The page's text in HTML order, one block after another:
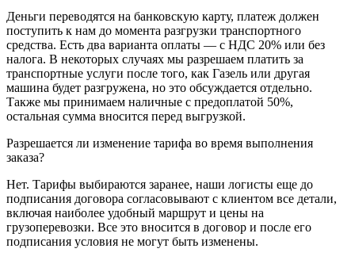
Деньги переводятся на банковскую карту, платеж должен
поступить к нам до момента разгрузки транспортного
средства. Есть два варианта оплаты — с НДС 20% или без
налога. В некоторых случаях мы разрешаем платить за
транспортные услуги после того, как Газель или другая
машина будет разгружена, но это обсуждается отдельно.
Также мы принимаем наличные с предоплатой 50%,
остальная сумма вносится перед выгрузкой.
Разрешается ли изменение тарифа во время выполнения
заказа?
Нет. Тарифы выбираются заранее, наши логисты еще до
подписания договора согласовывают с клиентом все детали,
включая наиболее удобный маршрут и цены на
грузоперевозки. Все это вносится в договор и после его
подписания условия не могут быть изменены.